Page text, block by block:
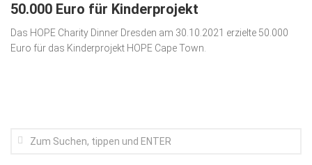
50.000 Euro für Kinderprojekt
Das HOPE Charity Dinner Dresden am 30.10.2021 erzielte 50.000
Euro für das Kinderprojekt HOPE Cape Town.